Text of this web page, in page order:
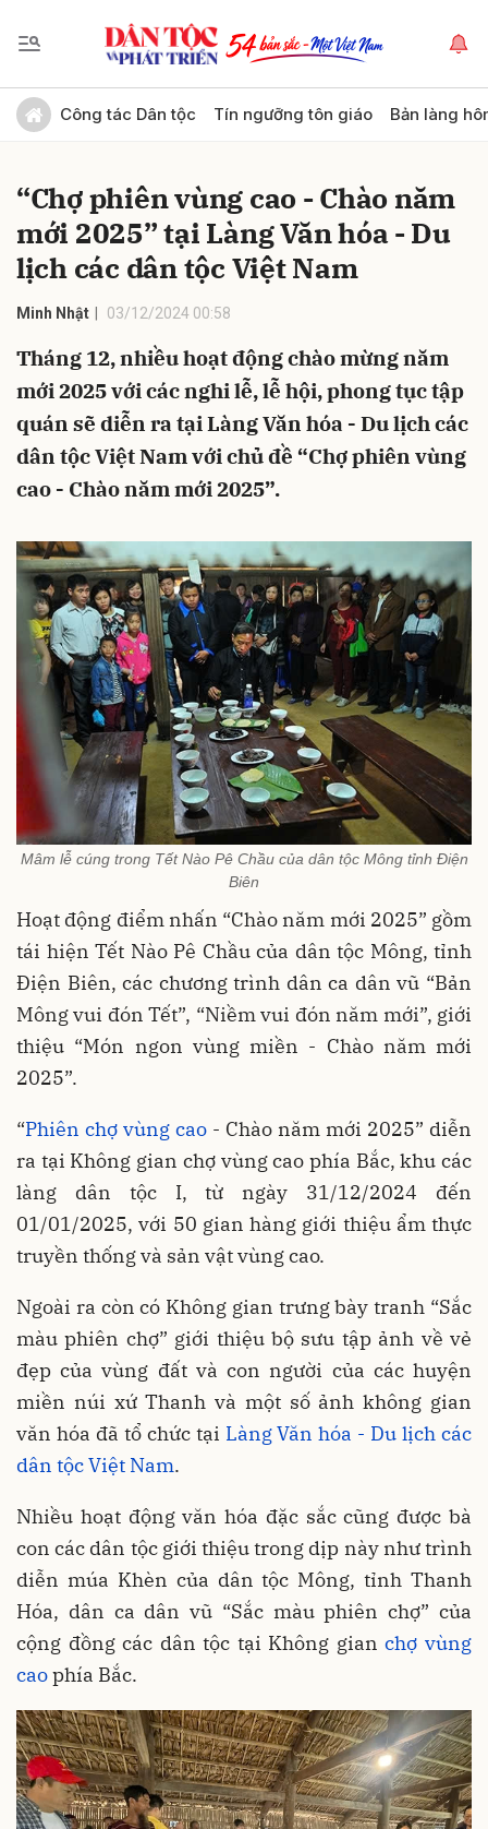
Công tác Dân tộc Tín ngưỡng tôn giáo Bản làng
“Chợ phiên vùng cao - Chào năm
mới 2025” tại Làng Văn hóa - Du
lịch các dân tộc Việt Nam
Minh Nhật 03/12/2024 00:58
Tháng 12, nhiều hoạt động chào mừng năm
mới 2025 với các nghi lễ, lễ hội, phong tục tập
quán sẽ diễn ra tại Làng Văn hóa - Du lịch các
dân tộc Việt Nam với chủ đề “Chợ phiên vùng
cao - Chào năm mới 2025”.
Mâm lễ cúng trong Tết Nào Pê Chầu của dân tộc Mông tỉnh Điện
Biên
Hoạt động điểm nhấn “Chào năm mới 2025” gồm
tái hiện Tết Nào Pê Chầu của dân tộc Mông, tỉnh
Điện Biên, các chương trình dân ca dân vũ “Bản
Mông vui đón Tết”, “Niềm vui đón năm mới”, giới
thiệu “Món ngon vùng miền - Chào năm mới
2025”.
“Phiên chợ vùng cao - Chào năm mới 2025” diễn
ra tại Không gian chợ vùng cao phía Bắc, khu các
làng dân tộc I, từ ngày 31/12/2024 đến
01/01/2025, với 50 gian hàng giới thiệu ẩm thực
truyền thống và sản vật vùng cao.
Ngoài ra còn có Không gian trưng bày tranh “Sắc
màu phiên chợ” giới thiệu bộ sưu tập ảnh về vẻ
đẹp của vùng đất và con người của các huyện
miền núi xứ Thanh và một số ảnh không gian
văn hóa đã tổ chức tại Làng Văn hóa - Du lịch các
dân tộc Việt Nam.
Nhiều hoạt động văn hóa đặc sắc cũng được bà
con các dân tộc giới thiệu trong dịp này như trình
diễn múa Khèn của dân tộc Mông, tỉnh Thanh
Hóa, dân ca dân vũ “Sắc màu phiên chợ” của
cộng đồng các dân tộc tại Không gianchợ vùng
caophía Bắc.
Gửi bình luận